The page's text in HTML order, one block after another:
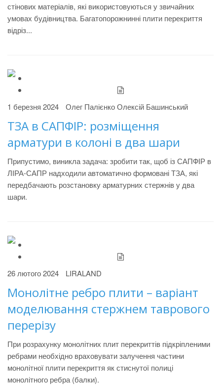
стінових матеріалів, які використовуються у звичайних
умовах будівництва. Багатопорожнинні плити перекриття
відріз...
1 березня 2024 Олег ПалієнкоОлексій Башинський
ТЗА в САПФІР: розміщення
арматури в колоні в два шари
Припустимо, виникла задача: зробити так, щоб із САПФІР в
ЛІРА-САПР надходили автоматично формовані ТЗА, які
передбачають розстановку арматурних стержнів у два
шари.
26 лютого 2024 LIRALAND
Монолітне ребро плити – варіант
моделювання стержнем таврового
перерізу
При розрахунку монолітних плит перекриттів підкріпленими
ребрами необхідно враховувати залучення частини
монолітної плити перекриття як стиснутої полиці
монолітного ребра (балки).